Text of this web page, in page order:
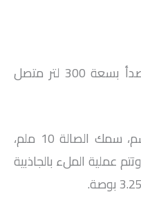
– يوجد خزان مياه غير قابل للصدأ بسعة 300 لتر متصل
– قطر الخزان 100 سم: 120 سم، سمك الصالة 10 ملم،
ملم. وارتفاع 35 سم وتتم عملية الملء بالجاذبية